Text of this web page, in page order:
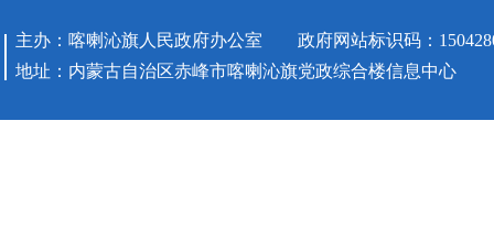
主办：喀喇沁旗人民政府办公室 政府网站标识码：
地址：内蒙古自治区赤峰市喀喇沁旗党政综合楼信息中心